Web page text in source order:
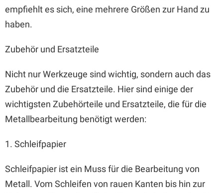
empfiehlt es sich, eine mehrere Größen zur Hand zu
haben.
Zubehör und Ersatzteile
Nicht nur Werkzeuge sind wichtig, sondern auch das
Zubehör und die Ersatzteile. Hier sind einige der
wichtigsten Zubehörteile und Ersatzteile, die für die
Metallbearbeitung benötigt werden:
1. Schleifpapier
Schleifpapier ist ein Muss für die Bearbeitung von
Metall. Vom Schleifen von rauen Kanten bis hin zur